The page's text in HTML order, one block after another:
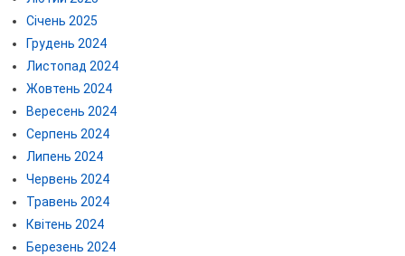
Січень 2025
Грудень 2024
Листопад 2024
Жовтень 2024
Вересень 2024
Серпень 2024
Липень 2024
Червень 2024
Травень 2024
Квітень 2024
Березень 2024